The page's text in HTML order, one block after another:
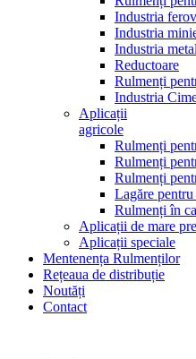
Industria
Industria
Industria
Reductoare
Rulmenți
Industria
Aplicații
agricole
Rulmenți
Rulmenți
Rulmenți
Lagăre
Rulmenți în
Aplicații de mare
Aplicații speciale
Mentenența Rulmenților
Rețeaua de distribuție
Noutăți
Contact